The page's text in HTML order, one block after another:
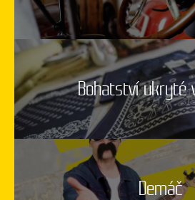
Bohatství ukryté
Demáč